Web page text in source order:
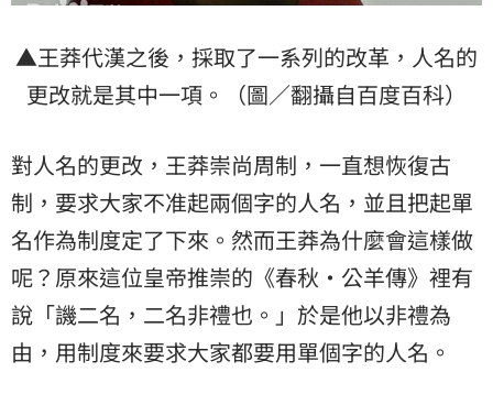
▲王莽代漢之後，採取了一系列的改革，人名的
更改就是其中一項。（圖／翻攝自百度百科）
對人名的更改，王莽崇尚周制，一直想恢復古
制，要求大家不准起兩個字的人名，並且把起單
名作為制度定了下來。然而王莽為什麼會這樣做
呢？原來這位皇帝推崇的《春秋·公羊傳》裡有
說「譏二名，二名非禮也。」於是他以非禮為
由，用制度來要求大家都要用單個字的人名。